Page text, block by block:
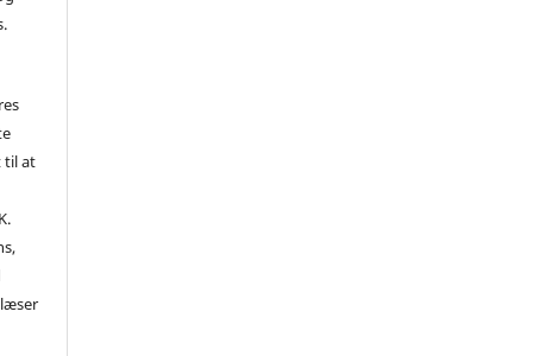
til at